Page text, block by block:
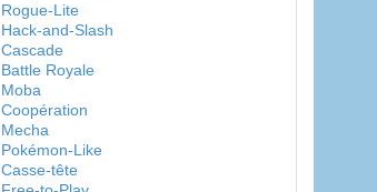
Rogue-Lite
Hack-and-Slash
Cascade
Battle Royale
Moba
Coopération
Mecha
Pokémon-Like
Casse-tête